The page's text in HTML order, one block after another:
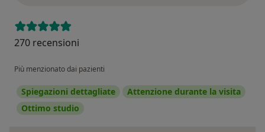
270 recensioni
Più menzionato dai pazienti
Spiegazioni dettagliate
Attenzione durante la visita
Ottimo studio